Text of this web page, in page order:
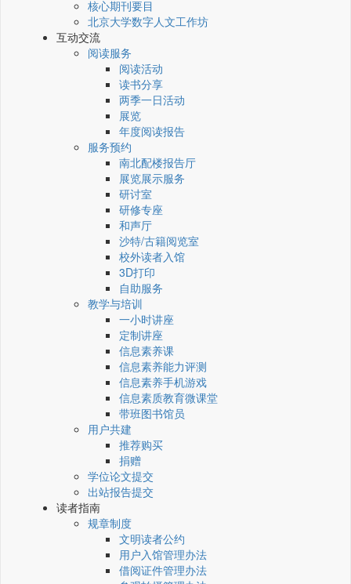
核心期刊要目
北京大学数字人文工作坊
互动交流
阅读服务
阅读活动
读书分享
两季一日活动
展览
年度阅读报告
服务预约
南北配楼报告厅
展览展示服务
研讨室
研修专座
和声厅
沙特/古籍阅览室
校外读者入馆
3D打印
自助服务
教学与培训
一小时讲座
定制讲座
信息素养课
信息素养能力评测
信息素养手机游戏
信息素质教育微课堂
带班图书馆员
用户共建
推荐购买
捐赠
学位论文提交
出站报告提交
读者指南
规章制度
文明读者公约
用户入馆管理办法
借阅证件管理办法